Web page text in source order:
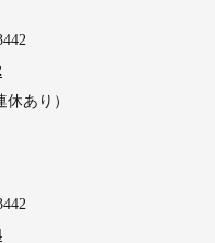
あり）